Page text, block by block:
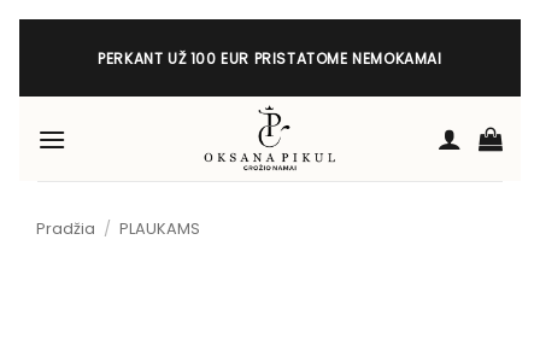
Skip
PERKANT UŽ 100 EUR PRISTATOME NEMOKAMAI
Pradžia / PLAUKAMS